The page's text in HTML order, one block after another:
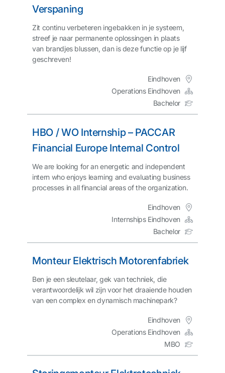
Verspaning
Zit continu verbeteren ingebakken in je systeem,
streef je naar permanente oplossingen in plaats
van brandjes blussen, dan is deze functie op je lijf
geschreven!
Eindhoven
Operations Eindhoven
Bachelor
HBO / WO Internship – PACCAR
Financial Europe Internal Control
We are looking for an energetic and independent
intern who enjoys learning and evaluating business
processes in all financial areas of the organization.
Eindhoven
Internships Eindhoven
Bachelor
Monteur Elektrisch Motorenfabriek
Ben je een sleutelaar, gek van techniek, die
verantwoordelijk wil zijn voor het draaiende houden
van een complex en dynamisch machinepark?
Eindhoven
Operations Eindhoven
MBO